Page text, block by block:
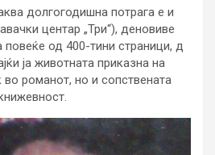
долгогодишна потрага е и
центар „Три“), деновиве
повеќе од 400-тини страници, д
ја животната приказна на
во романот, но и сопствената